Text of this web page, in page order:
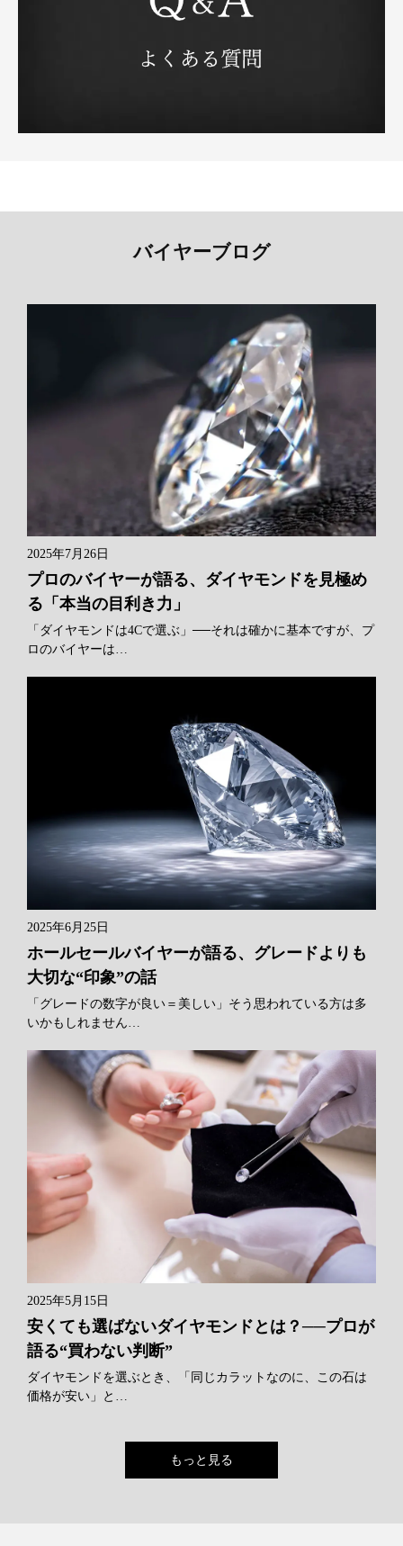
バイヤーブログ
2025年7月26日
プロのバイヤーが語る、ダイヤモンドを見極め
る「本当の目利き力」
「ダイヤモンドは4Cで選ぶ」──それは確かに基本ですが、プ
ロのバイヤーは…
2025年6月25日
ホールセールバイヤーが語る、グレードよりも
大切な“印象”の話
「グレードの数字が良い＝美しい」そう思われている方は多
いかもしれません…
2025年5月15日
安くても選ばないダイヤモンドとは？──プロが
語る“買わない判断”
ダイヤモンドを選ぶとき、「同じカラットなのに、この石は
価格が安い」と…
もっと見る